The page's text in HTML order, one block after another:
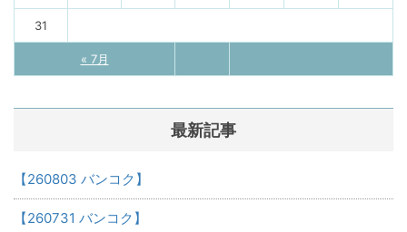
« 7月
31
最新記事
【260803 バンコク】
【260731 バンコク】